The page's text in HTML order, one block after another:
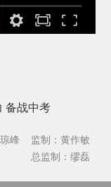
备战中考
峰
监制：黄作敏
总监制：缪磊